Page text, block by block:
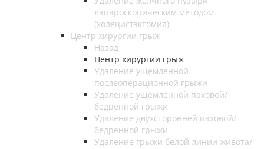
лапароскопическим методом
(холецистэктомия)
Центр хирургии грыж
Назад
Центр хирургии грыж
Удаление ущемленной
послеоперационной грыжи
Удаление ущемленной паховой/
бедренной грыжи
Удаление двухсторонней паховой/
бедренной грыжи
Удаление грыжи белой линии живота/